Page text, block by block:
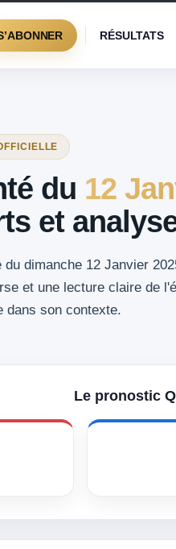
RÉSULTATS
du 12
et
dimanche 12 Janvier
et une lecture claire de
dans son contexte.
Le pronostic